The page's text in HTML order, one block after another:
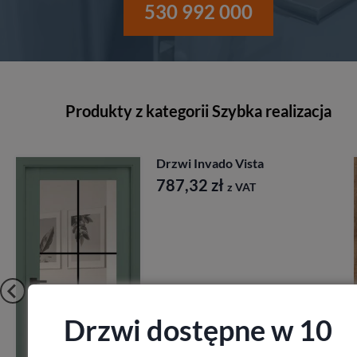
530 992 000
Produkty z kategorii Szybka realizacja
Drzwi Invado Vista
787,32 zł z VAT
Drzwi dostępne w 10